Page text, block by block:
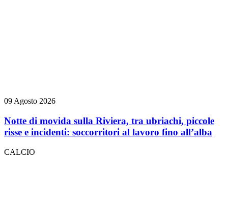
09 Agosto 2026
Notte di movida sulla Riviera, tra ubriachi, piccole
risse e incidenti: soccorritori al lavoro fino all’alba
CALCIO